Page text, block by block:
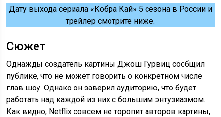
Дату выхода сериала «Кобра Кай» 5 сезона в России и
трейлер смотрите ниже.
Сюжет
Однажды создатель картины Джош Гурвиц сообщил
публике, что не может говорить о конкретном числе
глав шоу. Однако он заверил аудиторию, что будет
работать над каждой из них с большим энтузиазмом.
Как видно, Netflix совсем не торопит авторов картины,